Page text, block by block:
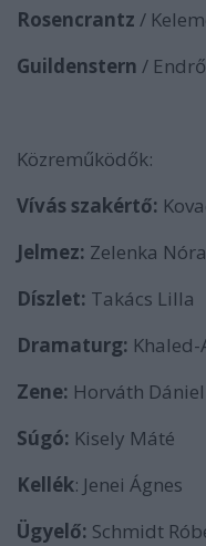
Rosencrantz /
Guildenstern /
Közreműködők:
Vívás szakértő:
Jelmez: Zelenka Nóra
Díszlet: Takács Lilla
Dramaturg:
Zene: Horváth Dániel
Súgó: Kisely Máté
Kellék: Jenei Ágnes
Ügyelő: Schmidt